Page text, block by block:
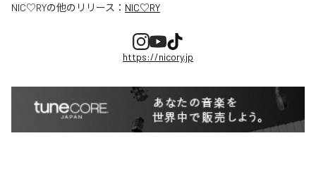
NIC♡RYの他のリリース： NIC♡RY
https://nicory.jp